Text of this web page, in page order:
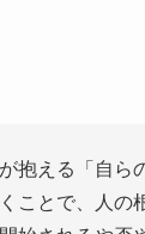
抱える「自ら
ことで、人の